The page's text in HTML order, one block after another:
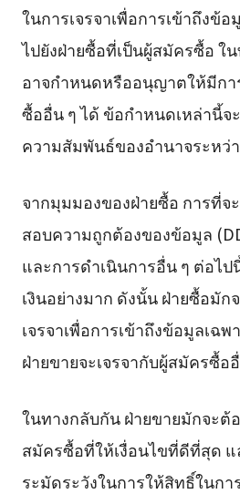
ในการเจรจาเพื่อการเข้าถึงข้
ไปยังฝ่ายซื้อที่เป็นผู้สมัครซื้อ ใ
อาจกำหนดหรืออนุญาตให้มีก
ซื้ออื่น ๆ ได้ ข้อกำหนดเหล่านี้จ
ความสัมพันธ์ของอำนาจระหว่
จากมุมมองของฝ่ายซื้อ การที่จ
สอบความถูกต้องของข้อมูล
และการดำเนินการอื่น ๆ ต่อไป
เงินอย่างมาก ดังนั้น ฝ่ายซื้อมัก
เจรจาเพื่อการเข้าถึงข้อมูลเฉ
ฝ่ายขายจะเจรจากับผู้สมัครซื้อ
ในทางกลับกัน ฝ่ายขายมักจะต้
สมัครซื้อที่ให้เงื่อนไขที่ดีที่สุด แ
ระมัดระวังในการให้สิทธิ์ในกา